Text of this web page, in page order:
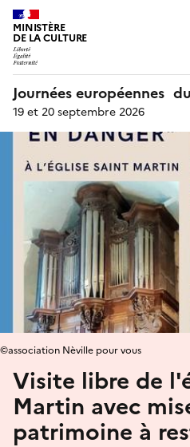
MINISTÈRE
DE LA CULTURE
Journées européennes
19 et 20 septembre 2026
Visite libre de
Martin avec
patrimoine à
©association Nèville pour vous